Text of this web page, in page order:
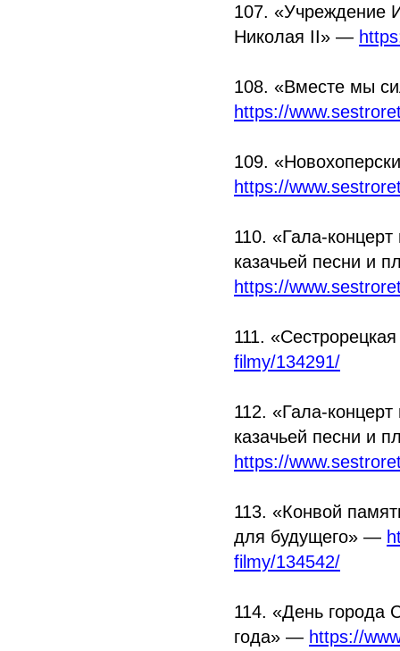
107. «Учреждение
Николая II» —
108. «Вместе мы
https://
109.
https://
110. «Гала-концерт
казачьей песни и
https://
111. «Сестрорецкая
filmy/134291/
112. «Гала-концерт
казачьей песни и
https://
113. «Конвой
для будущего» —
filmy/134542/
114. «День города
года» — https://